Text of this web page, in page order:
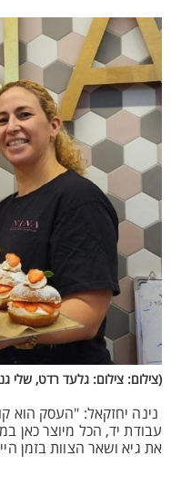
(צילום: צילום: גלעד רדט, שלי
נינה יחזקאל: "העסק הוא
עבודת יד, הכל מיוצר כאן
את גיא ושאר הצוות בזמן